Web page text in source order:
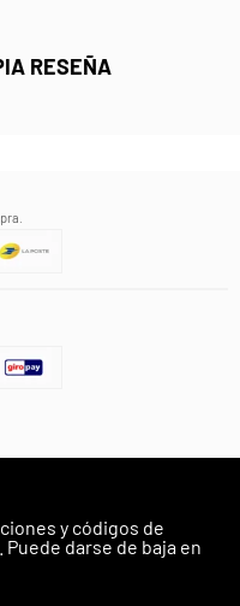
RESEÑA
y códigos de
darse de baja en